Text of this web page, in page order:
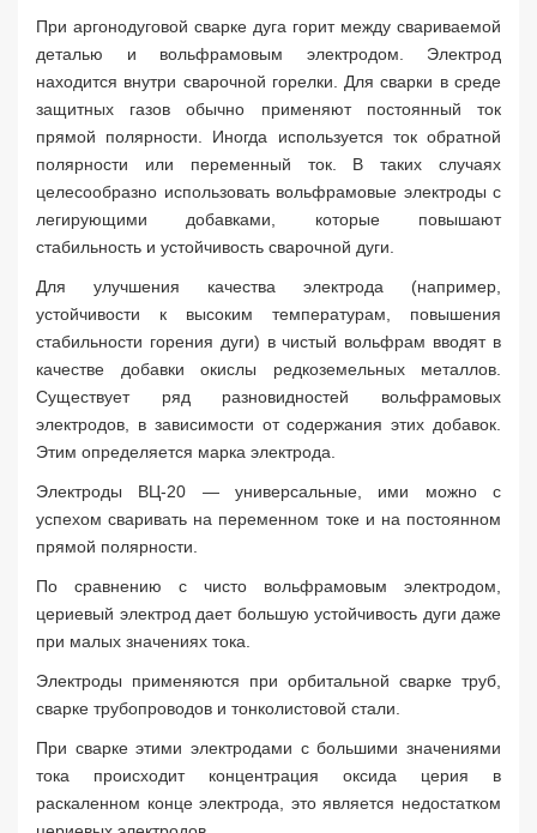
При аргонодуговой сварке дуга горит между свариваемой
деталью и вольфрамовым электродом. Электрод
находится внутри сварочной горелки. Для сварки в среде
защитных газов обычно применяют постоянный ток
прямой полярности. Иногда используется ток обратной
полярности или переменный ток. В таких случаях
целесообразно использовать вольфрамовые электроды с
легирующими добавками, которые повышают
стабильность и устойчивость сварочной дуги.
Для улучшения качества электрода (например,
устойчивости к высоким температурам, повышения
стабильности горения дуги) в чистый вольфрам вводят в
качестве добавки окислы редкоземельных металлов.
Существует ряд разновидностей вольфрамовых
электродов, в зависимости от содержания этих добавок.
Этим определяется марка электрода.
Электроды ВЦ-20 — универсальные, ими можно с
успехом сваривать на переменном токе и на постоянном
прямой полярности.
По сравнению с чисто вольфрамовым электродом,
цериевый электрод дает большую устойчивость дуги даже
при малых значениях тока.
Электроды применяются при орбитальной сварке труб,
сварке трубопроводов и тонколистовой стали.
При сварке этими электродами с большими значениями
тока происходит концентрация оксида церия в
раскаленном конце электрода, это является недостатком
Заявка на расчет